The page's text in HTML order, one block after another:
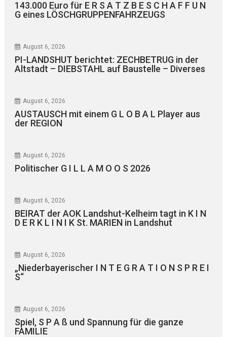
143.000 Euro für E R S A T Z B E S C H A F F U N
G eines LÖSCHGRUPPENFAHRZEUGS
August 6, 2026
PI-LANDSHUT berichtet: ZECHBETRUG in der
Altstadt – DIEBSTAHL auf Baustelle – Diverses
August 6, 2026
AUSTAUSCH mit einem G L O B A L Player aus
der REGION
August 6, 2026
Politischer G I L L A M O O S 2026
August 6, 2026
BEIRAT der AOK Landshut-Kelheim tagt in K I N
D E R K L I N I K St. MARIEN in Landshut
August 6, 2026
„Niederbayerischer I N T E G R A T I O N S P R E I
S“
August 6, 2026
Spiel, S P A ß und Spannung für die ganze
FAMILIE